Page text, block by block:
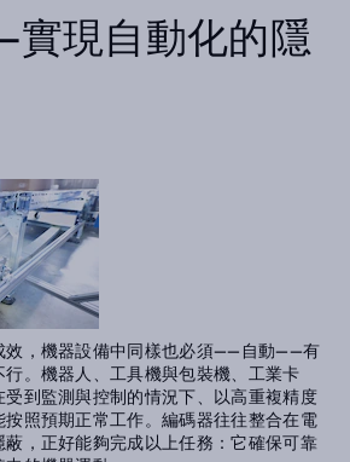
現自動化的隱
效，機器設備中同樣也必須——自動——有
。機器人、工具機與包裝機、工業卡
到監測與控制的情況下、以高重複精度
照預期正常工作。編碼器往往整合在電
，正好能夠完成以上任務：它確保可靠